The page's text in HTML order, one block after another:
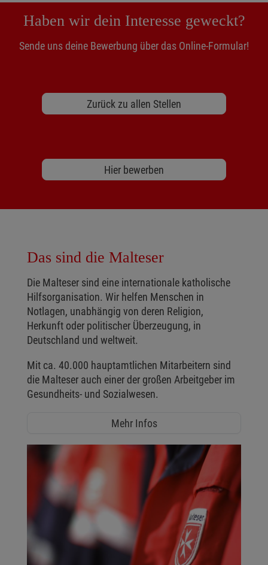
Haben wir dein Interesse geweckt?
Sende uns deine Bewerbung über das Online-Formular!
Zurück zu allen Stellen
Hier bewerben
Das sind die Malteser
Die Malteser sind eine internationale katholische
Hilfsorganisation. Wir helfen Menschen in
Notlagen, unabhängig von deren Religion,
Herkunft oder politischer Überzeugung, in
Deutschland und weltweit.
Mit ca. 40.000 hauptamtlichen Mitarbeitern sind
die Malteser auch einer der großen Arbeitgeber im
Gesundheits- und Sozialwesen.
Mehr Infos